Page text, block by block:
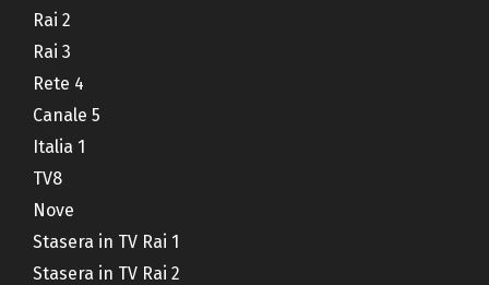
Rai 2
Rai 3
Rete 4
Canale 5
Italia 1
TV8
Nove
Stasera in TV Rai 1
Stasera in TV Rai 2